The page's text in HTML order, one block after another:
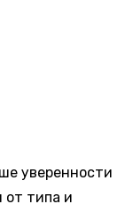
уверенности
от типа и